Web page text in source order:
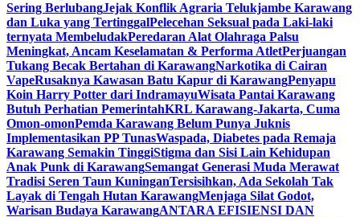
Sering BerlubangJejak Konflik Agraria Telukjambe Karawang
dan Luka yang TertinggalPelecehan Seksual pada Laki-laki
ternyata MembeludakPeredaran Alat Olahraga Palsu
Meningkat, Ancam Keselamatan & Performa AtletPerjuangan
Tukang Becak Bertahan di KarawangNarkotika di Cairan
VapeRusaknya Kawasan Batu Kapur di KarawangPenyapu
Koin Harry Potter dari IndramayuWisata Pantai Karawang
Butuh Perhatian PemerintahKRL Karawang-Jakarta, Cuma
Omon-omonPemda Karawang Belum Punya Juknis
Implementasikan PP TunasWaspada, Diabetes pada Remaja
Karawang Semakin TinggiStigma dan Sisi Lain Kehidupan
Anak Punk di KarawangSemangat Generasi Muda Merawat
Tradisi Seren Taun KuninganTersisihkan, Ada Sekolah Tak
Layak di Tengah Hutan KarawangMenjaga Silat Godot,
Warisan Budaya KarawangANTARA EFISIENSI DAN